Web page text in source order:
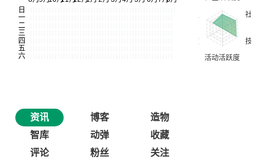
资讯 博客
造物
智库
动弹
收藏
评论
粉丝 关注